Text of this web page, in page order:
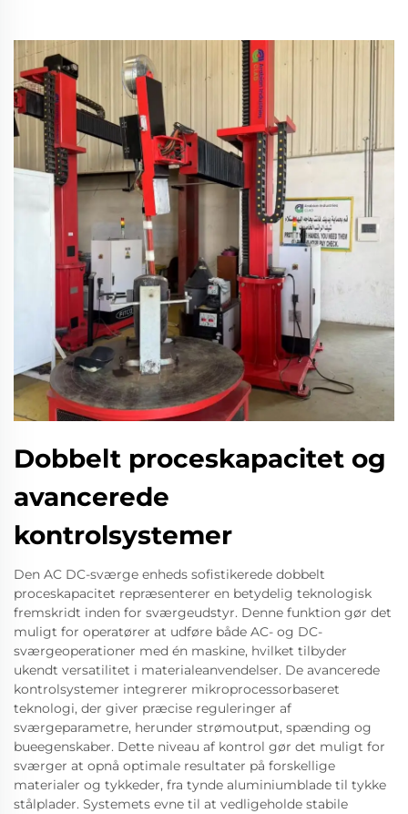
Dobbelt proceskapacitet og
avancerede
kontrolsystemer
Den AC DC-sværge enheds sofistikerede dobbelt
proceskapacitet repræsenterer en betydelig teknologisk
fremskridt inden for sværgeudstyr. Denne funktion gør det
muligt for operatører at udføre både AC- og DC-
sværgeoperationer med én maskine, hvilket tilbyder
ukendt versatilitet i materialeanvendelser. De avancerede
kontrolsystemer integrerer mikroprocessorbaseret
teknologi, der giver præcise reguleringer af
sværgeparametre, herunder strømoutput, spænding og
bueegenskaber. Dette niveau af kontrol gør det muligt for
sværger at opnå optimale resultater på forskellige
materialer og tykkeder, fra tynde aluminiumblade til tykke
stålplader. Systemets evne til at vedligeholde stabile